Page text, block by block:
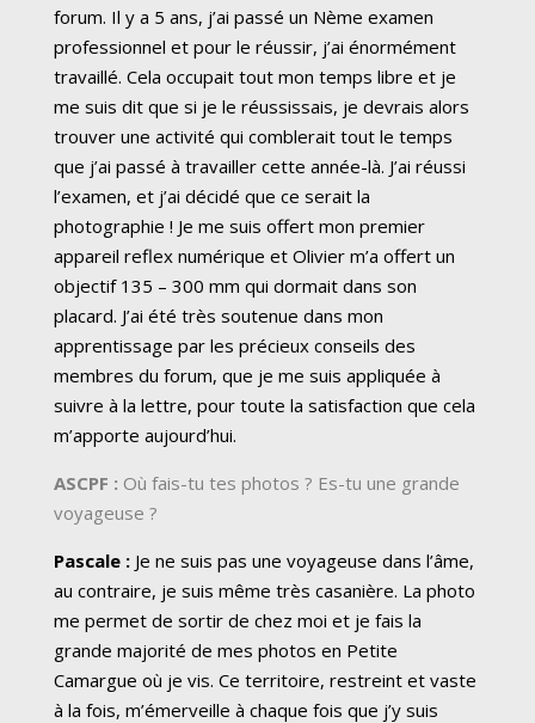
forum. Il y a 5 ans, j’ai passé un Nème examen
professionnel et pour le réussir, j’ai énormément
travaillé. Cela occupait tout mon temps libre et je
me suis dit que si je le réussissais, je devrais alors
trouver une activité qui comblerait tout le temps
que j’ai passé à travailler cette année-là. J’ai réussi
l’examen, et j’ai décidé que ce serait la
photographie ! Je me suis offert mon premier
appareil reflex numérique et Olivier m’a offert un
objectif 135 – 300 mm qui dormait dans son
placard. J’ai été très soutenue dans mon
apprentissage par les précieux conseils des
membres du forum, que je me suis appliquée à
suivre à la lettre, pour toute la satisfaction que cela
m’apporte aujourd’hui.
ASCPF : Où fais-tu tes photos ? Es-tu une grande
voyageuse ?
Pascale : Je ne suis pas une voyageuse dans l’âme,
au contraire, je suis même très casanière. La photo
me permet de sortir de chez moi et je fais la
grande majorité de mes photos en Petite
Camargue où je vis. Ce territoire, restreint et vaste
à la fois, m’émerveille à chaque fois que j’y suis